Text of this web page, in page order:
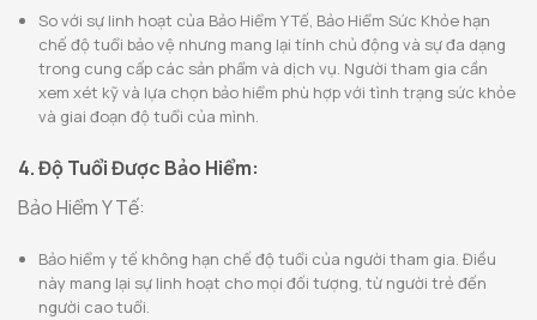
So với sự linh hoạt của Bảo Hiểm Y Tế, Bảo Hiểm Sức Khỏe hạn
chế độ tuổi bảo vệ nhưng mang lại tính chủ động và sự đa dạng
trong cung cấp các sản phẩm và dịch vụ. Người tham gia cần
xem xét kỹ và lựa chọn bảo hiểm phù hợp với tình trạng sức khỏe
và giai đoạn độ tuổi của mình.
4. Độ Tuổi Được Bảo Hiểm:
Bảo Hiểm Y Tế:
Bảo hiểm y tế không hạn chế độ tuổi của người tham gia. Điều
này mang lại sự linh hoạt cho mọi đối tượng, từ người trẻ đến
người cao tuổi.